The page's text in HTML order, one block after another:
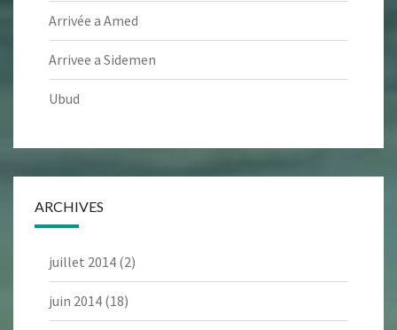
Arrivée a Amed
Arrivee a Sidemen
Ubud
ARCHIVES
juillet 2014 (2)
juin 2014 (18)